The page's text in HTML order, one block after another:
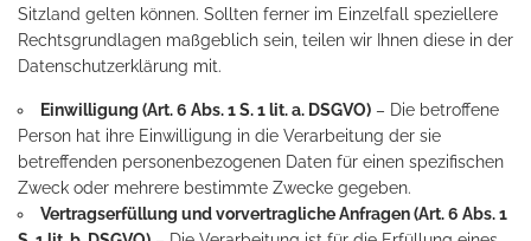
Sitzland gelten können. Sollten ferner im Einzelfall speziellere
Rechtsgrundlagen maßgeblich sein, teilen wir Ihnen diese in der
Datenschutzerklärung mit.
Einwilligung (Art. 6 Abs. 1 S. 1 lit. a. DSGVO) – Die betroffene
Person hat ihre Einwilligung in die Verarbeitung der sie
betreffenden personenbezogenen Daten für einen spezifischen
Zweck oder mehrere bestimmte Zwecke gegeben.
Vertragserfüllung und vorvertragliche Anfragen (Art. 6 Abs. 1